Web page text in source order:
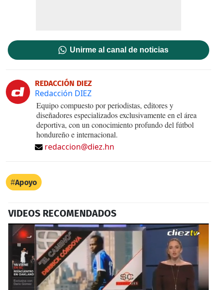
Unirme al canal de noticias
REDACCIÓN DIEZ
Redacción DIEZ
Equipo compuesto por periodistas, editores y
diseñadores especializados exclusivamente en el área
deportiva, con un conocimiento profundo del fútbol
hondureño e internacional.
redaccion@diez.hn
Apoyo
VIDEOS RECOMENDADOS